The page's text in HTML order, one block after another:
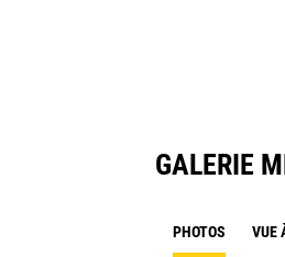
GALERIE
PHOTOS VUE